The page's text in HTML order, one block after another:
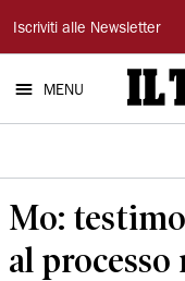
Il
Tirreno
Iscriviti alle Newsletter
MENU
Mo:
al